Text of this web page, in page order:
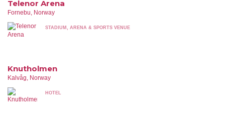
Telenor Arena
Fornebu, Norway
STADIUM, ARENA & SPORTS VENUE
Knutholmen
Kalvåg, Norway
HOTEL